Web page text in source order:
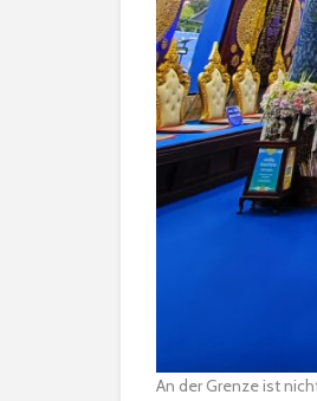
An der Grenze ist